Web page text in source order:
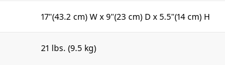
17"(43.2 cm) W x 9"(23 cm) D x 5.5"(14 cm) H
21 lbs. (9.5 kg)